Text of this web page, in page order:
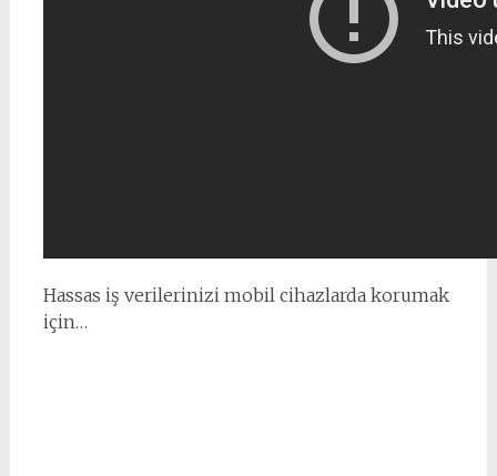
Hassas iş verilerinizi mobil cihazlarda korumak
için…